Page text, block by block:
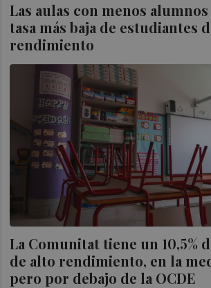
Las aulas con menos
tasa más baja de estudiantes
rendimiento
La Comunitat tiene un 10,5%
de alto rendimiento, en la
pero por debajo de la OCDE